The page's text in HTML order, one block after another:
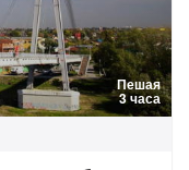
Пешая
3 часа